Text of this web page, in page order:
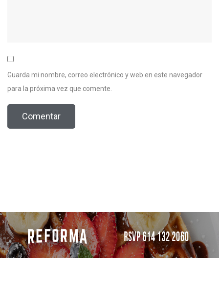
Guarda mi nombre, correo electrónico y web en este navegador
para la próxima vez que comente.